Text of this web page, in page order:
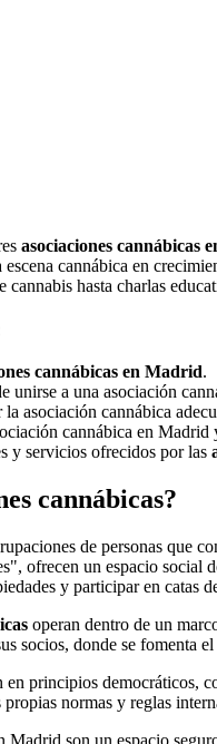
asociaciones cannábicas
cannábica en
cannabis hasta charlas
cannábicas en Madrid.
unirse a una asociación
asociación cannábica
cannábica en Madrid
y servicios ofrecidos por las
cannábicas?
de personas que
ofrecen un espacio social
y participar en catas
operan dentro de un
socios, donde se fomenta
en principios
normas y reglas